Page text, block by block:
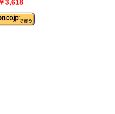
￥3,618